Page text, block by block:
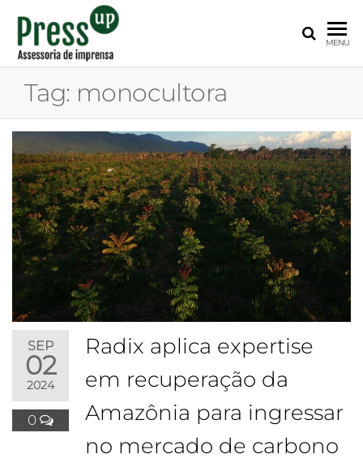
UP
para
Pequenas
Empresas
MENU
Tag: monocultora
SEP
02
2024
0
Radix aplica expertise
em recuperação da
Amazônia para ingressar
no mercado de carbono